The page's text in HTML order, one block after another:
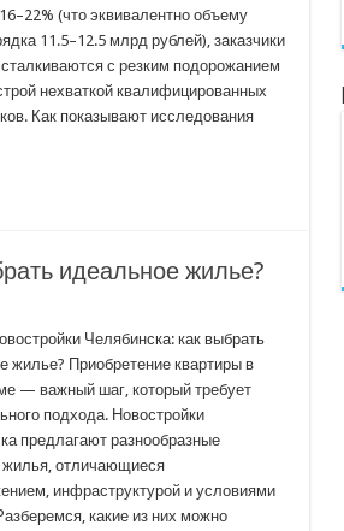
(что эквивалентно объему
11.5–12.5 млрд рублей), заказчики
с резким подорожанием
нехваткой квалифицированных
Как показывают исследования
идеальное жилье?
Челябинска: как выбрать
жилье? Приобретение квартиры в
— важный шаг, который требует
подхода. Новостройки
предлагают разнообразные
жилья, отличающиеся
инфраструктурой и условиями
какие из них можно